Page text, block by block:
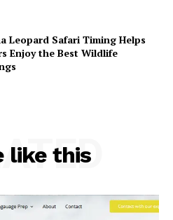
Leopard Safari Timing Helps
Enjoy the Best Wildlife
like this